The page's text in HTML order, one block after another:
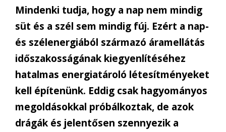
Mindenki tudja, hogy a nap nem mindig
süt és a szél sem mindig fúj. Ezért a nap-
és szélenergiából származó áramellátás
időszakosságának kiegyenlítéséhez
hatalmas energiatároló létesítményeket
kell építenünk. Eddig csak hagyományos
megoldásokkal próbálkoztak, de azok
drágák és jelentősen szennyezik a